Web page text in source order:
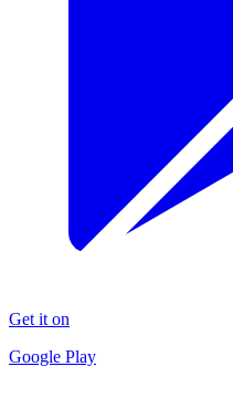
Get it on
Google Play